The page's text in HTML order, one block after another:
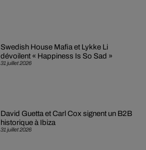
31 juillet 2026
Swedish House Mafia et Lykke Li
dévoilent « Happiness Is So Sad »
31 juillet 2026
David Guetta et Carl Cox signent un B2B
historique à Ibiza